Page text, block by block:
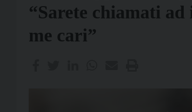
“Sarete chiamati
me cari”